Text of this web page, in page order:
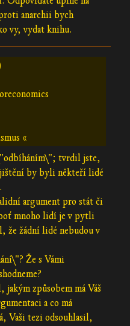
anarchii bych
vy, vydat knihu.
«
tvrdil jste,
by byli někteří lidé
argument pro stát či
mnoho lidí je v pytli
že žádní lidé nebudou v
Že s Vámi
jakým způsobem má Váš
a co má
Vaši tezi odsouhlasil,